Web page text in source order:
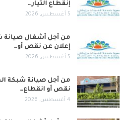
إنقطاع التيار…
5 أغسطس, 2026
من أجل أشغال صيانة
إعلان عن نقص أو…
5 أغسطس, 2026
من أجل صيانة شبكة
نقص أو انقطاع…
4 أغسطس, 2026